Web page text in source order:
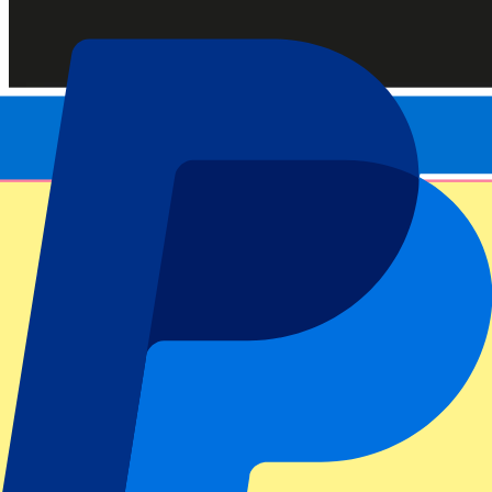
Officiële tickets
100% Gegarandeerde toegang – tickets direct van de organisator.
Dit evenement heeft al plaatsgevonden
Houd mij op de hoogte van alle updates, deals en meer!
Submit
Je informatie wordt in overeenstemming met ons
gebruikt.
Bedankt voor het invullen!